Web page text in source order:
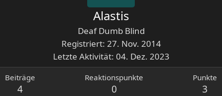
Alastis
Deaf Dumb Blind
Registriert 27. Nov. 2014
Letzte Aktivität 04. Dez. 2023
Beiträge
4
Reaktionspunkte
0
Punkte
3